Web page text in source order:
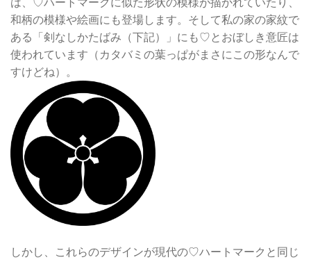
和柄の模様や絵画にも登場します。そして私の家の家紋で
ある「剣なしかたばみ（下記）」にも♡とおぼしき意匠は
使われています（カタバミの葉っぱがまさにこの形なんで
すけどね）。
しかし、これらのデザインが現代の♡ハートマークと同じ